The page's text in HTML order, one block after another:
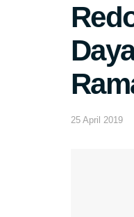
25 April 2019